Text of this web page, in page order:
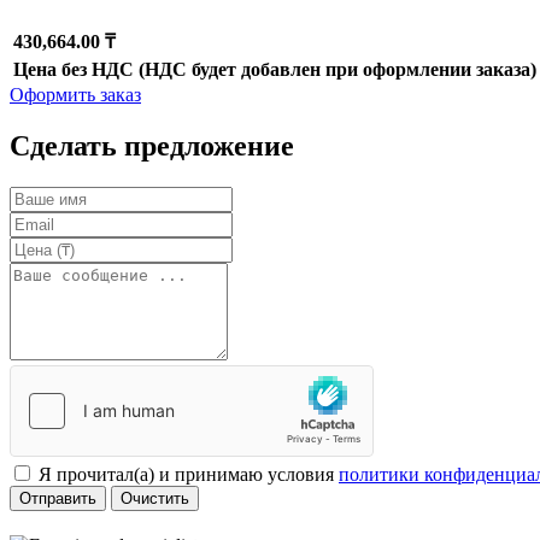
430,664.00 ₸
Цена без НДС (НДС будет добавлен при оформлении заказа)
Оформить заказ
Сделать предложение
Я прочитал(а) и принимаю условия политики
Отправить Очистить